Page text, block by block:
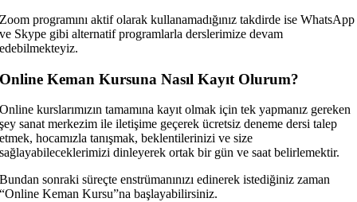
Zoom programını aktif olarak kullanamadığınız takdirde ise WhatsApp
ve Skype gibi alternatif programlarla derslerimize devam
edebilmekteyiz.
Online Keman Kursuna Nasıl Kayıt Olurum?
Online kurslarımızın tamamına kayıt olmak için tek yapmanız gereken
şey sanat merkezim ile iletişime geçerek ücretsiz deneme dersi talep
etmek, hocamızla tanışmak, beklentilerinizi ve size
sağlayabileceklerimizi dinleyerek ortak bir gün ve saat belirlemektir.
Bundan sonraki süreçte enstrümanınızı edinerek istediğiniz zaman
“Online Keman Kursu”na başlayabilirsiniz.